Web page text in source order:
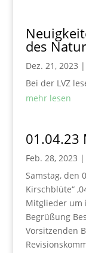
des
Dez. 21, 2023 |
Bei der LVZ
mehr lesen
01.04.23
Feb. 28, 2023 |
Samstag, den
Kirschblüte“
Mitglieder um
Begrüßung
Vorsitzenden